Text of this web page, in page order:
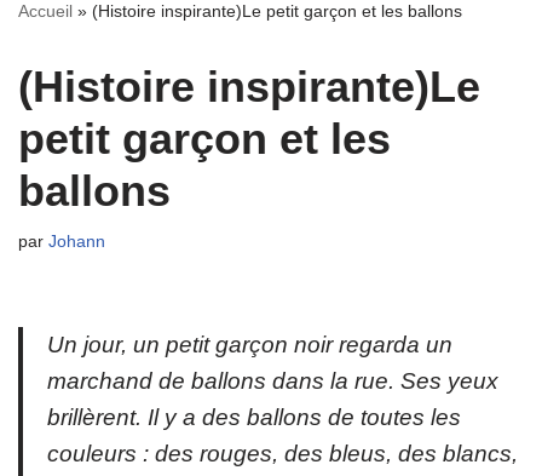
Accueil » (Histoire inspirante)Le petit garçon et les ballons
(Histoire inspirante)Le
petit garçon et les
ballons
par Johann
Un jour, un petit garçon noir regarda un
marchand de ballons dans la rue. Ses yeux
brillèrent. Il y a des ballons de toutes les
couleurs : des rouges, des bleus, des blancs,